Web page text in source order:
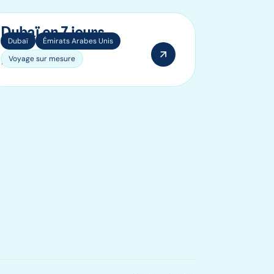
Dubaï
Émirats Arabes Unis
Voyage sur mesure
Dubaï en 7 jours
7 jours / 6 nuits